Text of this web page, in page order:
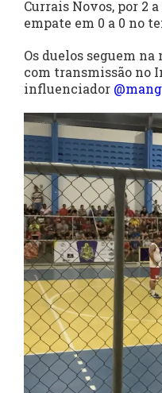
Currais Novos, por 2
empate em 0 a 0 no
Os duelos seguem
com transmissão no
influenciador